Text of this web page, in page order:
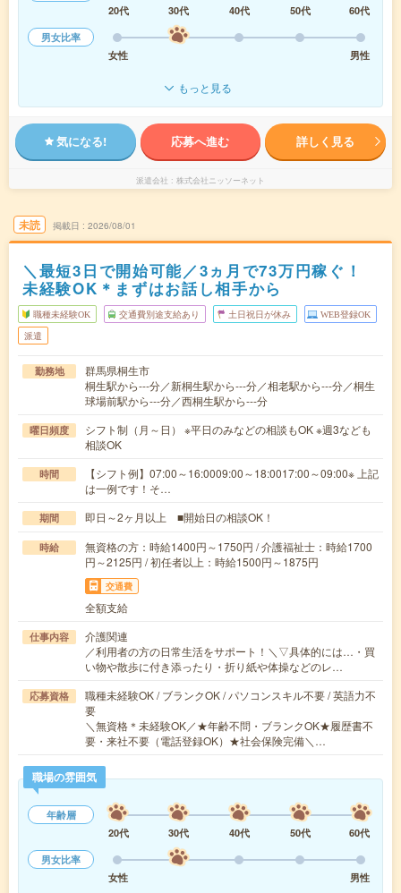
20代
30代 40代 50代
60代
男女比率
女性
男性
もっと見る
気になる! 応募へ進む 詳しく見る
派遣会社 株式会社ニッソーネット
未読 掲載日 2026/08/01
＼最短3日で開始可能／3ヵ月で73万円稼ぐ！
未経験OK＊まずはお話し相手から
職種未経験OK 交通費別途支給あり 土日祝日が休み WEB登録OK
派遣
勤務地
群馬県桐生市
桐生駅から---分／新桐生駅から---分／相老駅から---分／桐生
球場前駅から---分／西桐生駅から---分
曜日頻度
シフト制（月～日） ※平日のみなどの相談もOK ※週3なども
相談OK
時間
【シフト例】07:00～16:0009:00～18:0017:00～09:00※ 上記
は一例です！そ…
期間 即日～2ヶ月以上 ■開始日の相談OK！
時給
無資格の方：時給1400円～1750円 / 介護福祉士：時給1700
円～2125円 / 初任者以上：時給1500円～1875円
交通費
全額支給
仕事内容
介護関連
／利用者の方の日常生活をサポート！＼▽具体的には…・買
い物や散歩に付き添ったり・折り紙や体操などのレ…
応募資格
職種未経験OK / ブランクOK / パソコンスキル不要 / 英語力不
要
＼無資格＊未経験OK／★年齢不問・ブランクOK★履歴書不
要・来社不要（電話登録OK）★社会保険完備＼…
職場の雰囲気
年齢層
20代
30代 40代 50代
60代
男女比率
女性
男性